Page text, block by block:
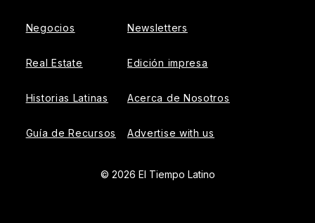
Negocios
Real Estate
Historias Latinas
Guía de Recursos
Newsletters
Edición impresa
Acerca de Nosotros
Advertise with us
© 2026 El Tiempo Latino